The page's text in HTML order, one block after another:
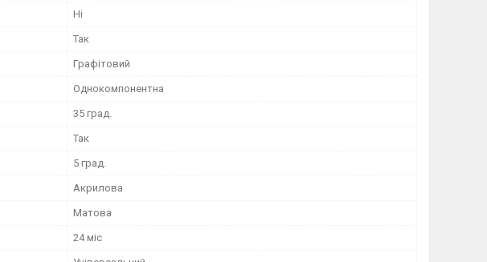
Ні
Так
Графітовий
Однокомпонентна
35 град.
Так
5 град.
Акрилова
Матова
24 міс